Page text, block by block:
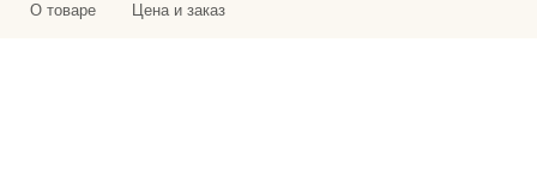
О товаре Цена и заказ